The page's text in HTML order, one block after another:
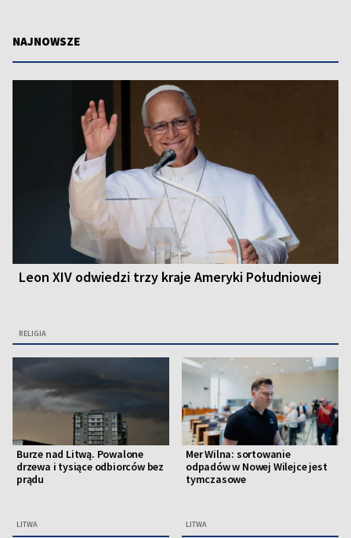
NAJNOWSZE
Leon XIV odwiedzi trzy kraje Ameryki Południowej
RELIGIA
Burze nad Litwą. Powalone
drzewa i tysiące odbiorców bez
prądu
LITWA
Mer Wilna: sortowanie
odpadów w Nowej Wilejce jest
tymczasowe
LITWA